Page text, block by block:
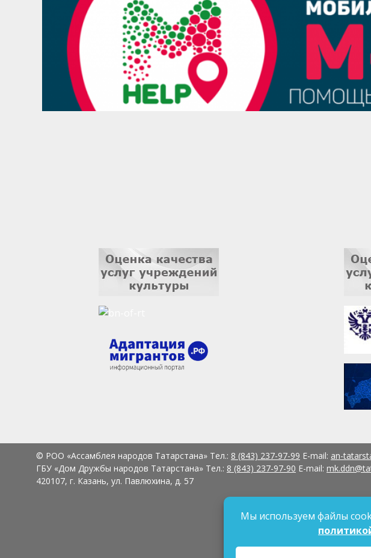
© РОО «Ассамблея народов Татарстана» Тел.: 8 (843) 237-97-99 E-mail: an-
ГБУ «Дом Дружбы народов Татарстана» Тел.: 8 (843) 237-97-90 E-mail:
420107, г. Казань, ул. Павлюхина, д. 57
Мы используем файлы